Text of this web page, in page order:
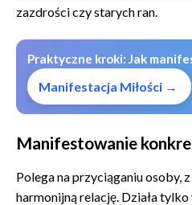
zazdrości czy starych ran.
Praktyczne kroki: Jak
Manifestacja Miłości →
Manifestowanie
Polega na przyciąganiu osoby,
harmonijną relację. Działa